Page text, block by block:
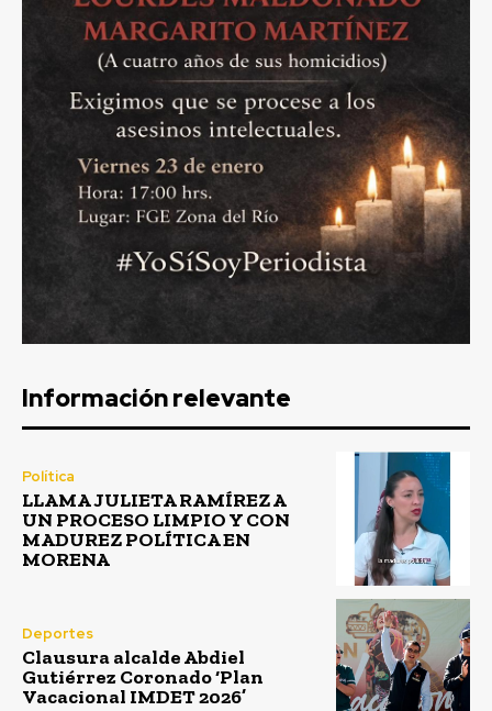
Información relevante
Política
LLAMA JULIETA RAMÍREZ A
UN PROCESO LIMPIO Y CON
MADUREZ POLÍTICA EN
MORENA
Deportes
Clausura alcalde Abdiel
Gutiérrez Coronado ‘Plan
Vacacional IMDET 2026’